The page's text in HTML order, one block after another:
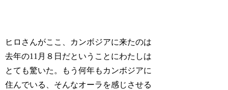
ヒロさんがここ、カンボジアに来たのは
去年の11月８日だということにわたしは
とても驚いた。もう何年もカンボジアに
住んでいる、そんなオーラを感じさせる